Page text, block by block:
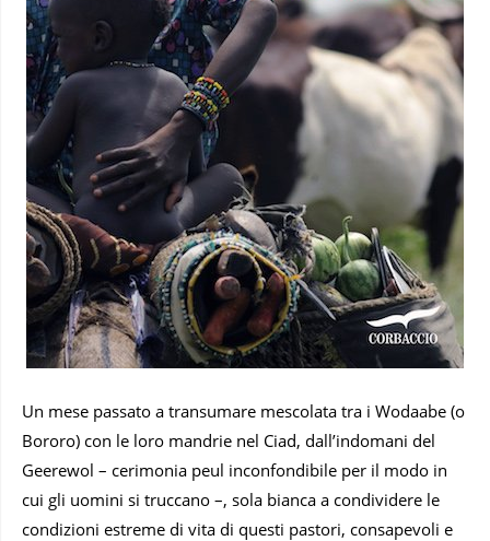
Un mese passato a transumare mescolata tra i Wodaabe (o
Bororo) con le loro mandrie nel Ciad, dall’indomani del
Geerewol – cerimonia peul inconfondibile per il modo in
cui gli uomini si truccano –, sola bianca a condividere le
condizioni estreme di vita di questi pastori, consapevoli e